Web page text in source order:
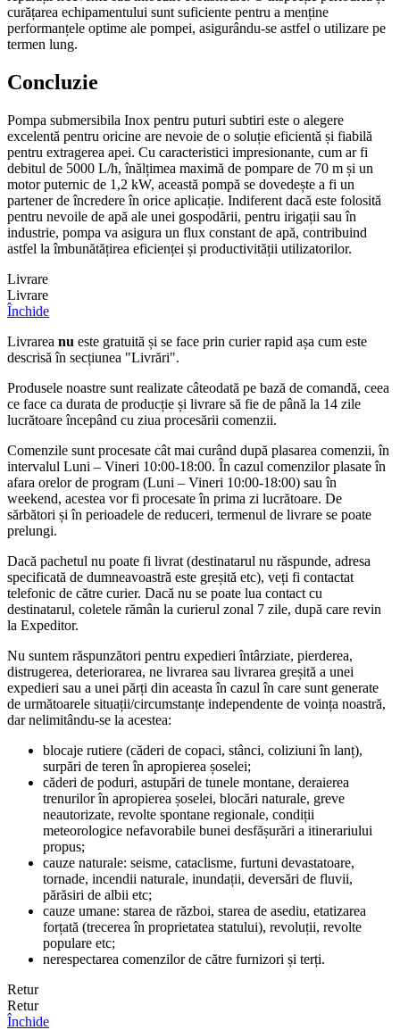
curățarea echipamentului sunt suficiente pentru a menține
performanțele optime ale pompei, asigurându-se astfel o utilizare pe
termen lung.
Concluzie
Pompa submersibila Inox pentru puturi subtiri este o alegere
excelentă pentru oricine are nevoie de o soluție eficientă și fiabilă
pentru extragerea apei. Cu caracteristici impresionante, cum ar fi
debitul de 5000 L/h, înălțimea maximă de pompare de 70 m și un
motor puternic de 1,2 kW, această pompă se dovedește a fi un
partener de încredere în orice aplicație. Indiferent dacă este folosită
pentru nevoile de apă ale unei gospodării, pentru irigații sau în
industrie, pompa va asigura un flux constant de apă, contribuind
astfel la îmbunătățirea eficienței și productivității utilizatorilor.
Livrare
Livrare
Închide
Livrarea nu este gratuită și se face prin curier rapid așa cum este
descrisă în secțiunea "Livrări".
Produsele noastre sunt realizate câteodată pe bază de comandă, ceea
ce face ca durata de producție și livrare să fie de până la 14 zile
lucrătoare începând cu ziua procesării comenzii.
Comenzile sunt procesate cât mai curând după plasarea comenzii, în
intervalul Luni – Vineri 10:00-18:00. În cazul comenzilor plasate în
afara orelor de program (Luni – Vineri 10:00-18:00) sau în
weekend, acestea vor fi procesate în prima zi lucrătoare. De
sărbători și în perioadele de reduceri, termenul de livrare se poate
prelungi.
Dacă pachetul nu poate fi livrat (destinatarul nu răspunde, adresa
specificată de dumneavoastră este greșită etc), veți fi contactat
telefonic de către curier. Dacă nu se poate lua contact cu
destinatarul, coletele rămân la curierul zonal 7 zile, după care revin
la Expeditor.
Nu suntem răspunzători pentru expedieri întârziate, pierderea,
distrugerea, deteriorarea, ne livrarea sau livrarea greșită a unei
expedieri sau a unei părți din aceasta în cazul în care sunt generate
de următoarele situații/circumstanțe independente de voința noastră,
dar nelimitându-se la acestea:
blocaje rutiere (căderi de copaci, stânci, coliziuni în lanț),
surpări de teren în apropierea șoselei;
căderi de poduri, astupări de tunele montane, deraierea
trenurilor în apropierea șoselei, blocări naturale, greve
neautorizate, revolte spontane regionale, condiții
meteorologice nefavorabile bunei desfășurări a itinerariului
propus;
cauze naturale: seisme, cataclisme, furtuni devastatoare,
tornade, incendii naturale, inundații, deversări de fluvii,
părăsiri de albii etc;
cauze umane: starea de război, starea de asediu, etatizarea
forțată (trecerea în proprietatea statului), revoluții, revolte
populare etc;
nerespectarea comenzilor de către furnizori și terți.
Retur
Retur
Închide